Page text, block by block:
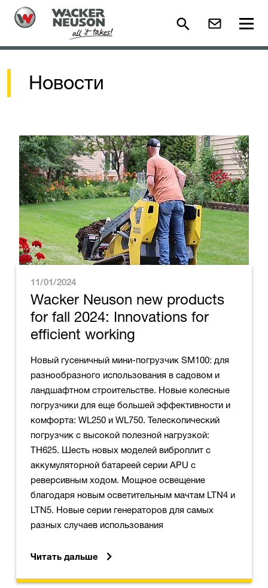
Новости
11/01/2024
Wacker Neuson new products
for fall 2024: Innovations for
efficient working
Новый гусеничный мини-погрузчик SM100: для
разнообразного использования в садовом и
ландшафтном строительстве. Новые колесные
погрузчики для еще большей эффективности и
комфорта: WL250 и WL750. Телескопический
погрузчик с высокой полезной нагрузкой:
TH625. Шесть новых моделей виброплит с
аккумуляторной батареей серии APU с
реверсивным ходом. Мощное освещение
благодаря новым осветительным мачтам LTN4 и
LTN5. Новые серии генераторов для самых
разных случаев использования
Читать дальше